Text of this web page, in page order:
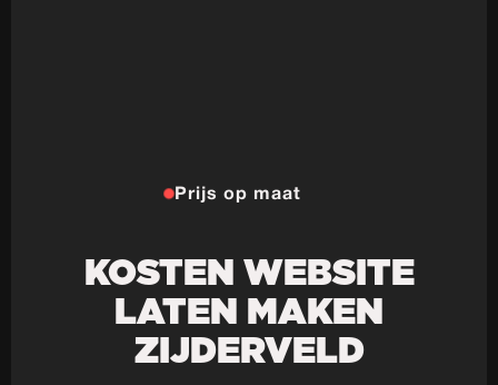
Prijs op maat
KOSTEN WEBSITE
LATEN MAKEN
ZIJDERVELD